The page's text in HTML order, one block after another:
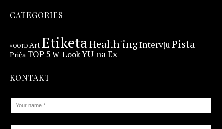
CATEGORIES
#OOTD ArtEtiketaHealth'ingIntervjuPista
Priča TOP 5W-LookYU na Ex
KONTAKT